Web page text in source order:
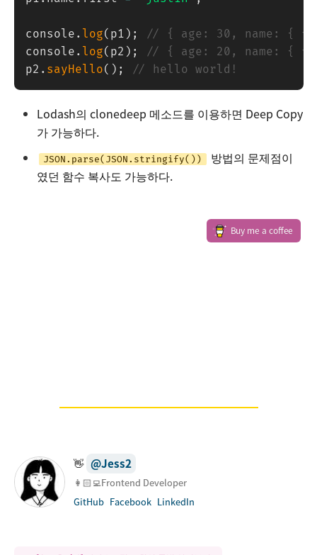
console . log( p1 ) ;
// { age: 30, name: {
console . log( p2 ) ;
// { age: 20, name: {
p2 . sayHello( ) ; // hello world!
Lodash의 clonedeep 메소드를 이용하면 Deep Copy
가 가능하다.
JSON.parse(JSON.stringify())
방법의 문제점이
였던 함수 복사도 가능하다.
Buy me a coffee
👋 @Jess2
👩🏻‍💻Frontend Developer
GitHub Facebook LinkedIn